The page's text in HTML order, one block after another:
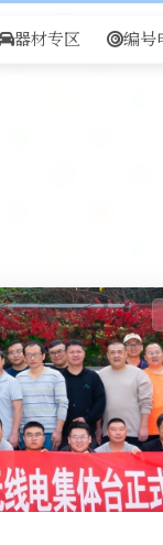
器材专区 编号